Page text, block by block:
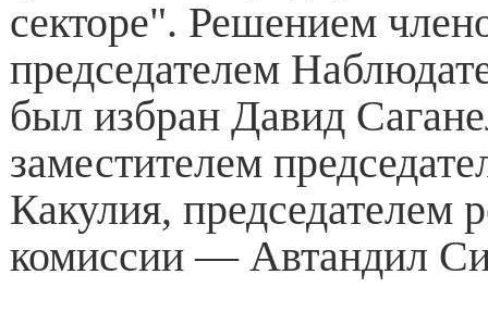
секторе". Решением
председателем
был избран Давид
заместителем
Какулия, председателем
комиссии — Автандил